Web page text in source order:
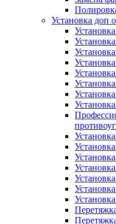
Установка доп